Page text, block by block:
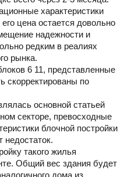
характеристики
цена остается довольно
надежности и
редким в реалиях
рынка.
6 11, представленные
скорректированы по
основной статьей
секторе, превосходные
блочной постройки
недостаток.
такого жилья
Общий вес здания будет